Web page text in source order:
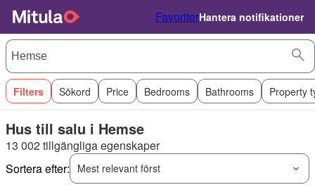
FavoriterHantera notifikationer
Filters Sökord Price Bedrooms Bathrooms Property
Hus till salu i Hemse
13 002 tillgängliga egenskaper
Sortera efter:
Mest relevant först